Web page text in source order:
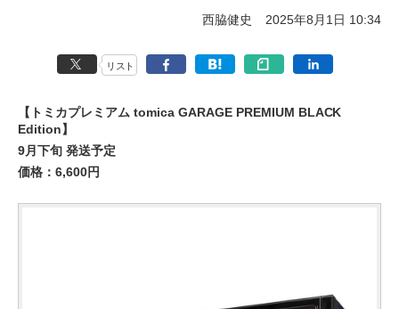
西脇健史 2025年8月1日 10:34
リスト
【トミカプレミアム tomica GARAGE PREMIUM BLACK
Edition】
9月下旬 発送予定
価格：6,600円